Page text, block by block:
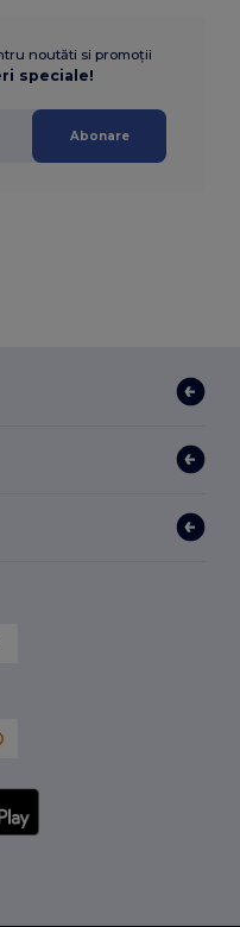
noutăti si promoții
speciale!
Abonare